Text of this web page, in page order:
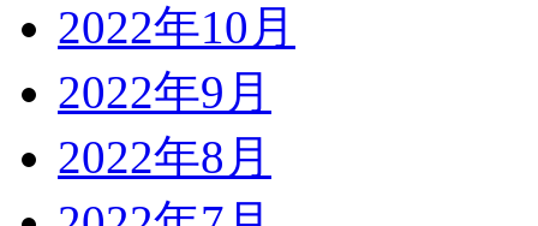
2022年10月
2022年9月
2022年8月